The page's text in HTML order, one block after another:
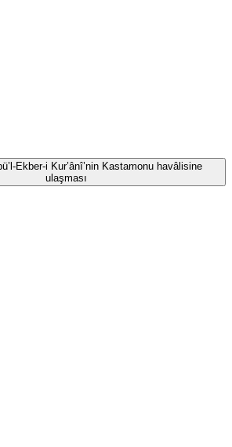
Ekber-i Kur’ânî’nin Kastamonu havâlisine
ulaşması